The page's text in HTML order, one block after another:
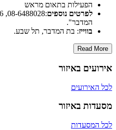
הפעילות בתאום מראש
לפרטים נוספים
המדבר".
בווייז: בת המדבר, תל שבע.
Read More
אירועים באיזור
לכל האירועים
מסעדות באיזור
לכל המסעדות